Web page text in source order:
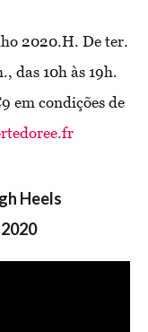
2020.H. De ter.
das 10h às 19h.
em condições de
Heels